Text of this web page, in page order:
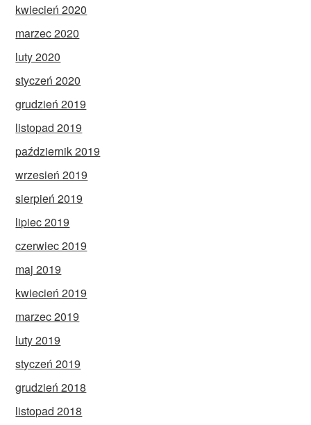
kwiecień 2020
marzec 2020
luty 2020
styczeń 2020
grudzień 2019
listopad 2019
październik 2019
wrzesień 2019
sierpień 2019
lipiec 2019
czerwiec 2019
maj 2019
kwiecień 2019
marzec 2019
luty 2019
styczeń 2019
grudzień 2018
listopad 2018